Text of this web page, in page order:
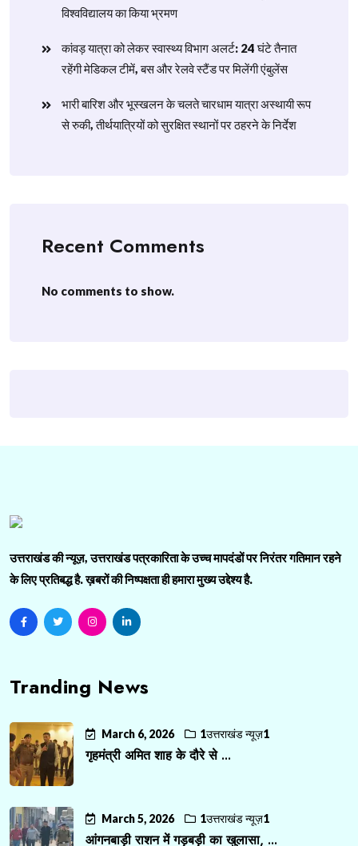
विश्वविद्यालय का किया भ्रमण
​कांवड़ यात्रा को लेकर स्वास्थ्य विभाग अलर्ट: 24 घंटे तैनात
रहेंगी मेडिकल टीमें, बस और रेलवे स्टैंड पर मिलेंगी एंबुलेंस
​भारी बारिश और भूस्खलन के चलते चारधाम यात्रा अस्थायी रूप
से रुकी, तीर्थयात्रियों को सुरक्षित स्थानों पर ठहरने के निर्देश
Recent Comments
No comments to show.
उत्तराखंड की न्यूज़, उत्तराखंड पत्रकारिता के उच्च मापदंडों पर निरंतर गतिमान रहने
के लिए प्रतिबद्ध है. ख़बरों की निष्पक्षता ही हमारा मुख्य उद्देश्य है.
Tranding News
March 6, 2026 1उत्तराखंड न्यूज़1
गृहमंत्री अमित शाह के दौरे से ...
March 5, 2026 1उत्तराखंड न्यूज़1
आंगनबाड़ी राशन में गड़बड़ी का खुलासा, ...